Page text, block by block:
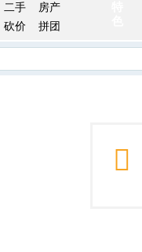
二手
房产
砍价 拼团